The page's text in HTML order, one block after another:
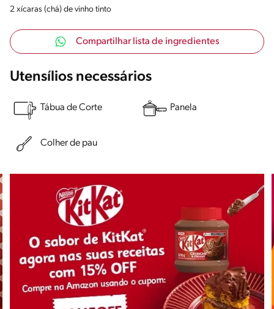
2 xícaras (chá) de vinho tinto
Compartilhar lista de ingredientes
Utensílios necessários
Tábua de Corte Panela
Colher de pau